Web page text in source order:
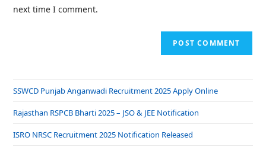
next time I comment.
SSWCD Punjab Anganwadi Recruitment 2025 Apply Online
Rajasthan RSPCB Bharti 2025 – JSO & JEE Notification
ISRO NRSC Recruitment 2025 Notification Released